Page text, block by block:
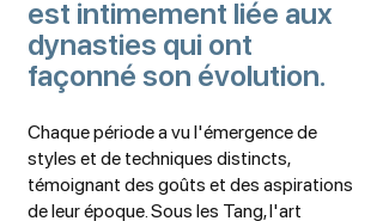
est intimement liée aux
dynasties qui ont
façonné son évolution.
Chaque période a vu l'émergence de
styles et de techniques distincts,
témoignant des goûts et des aspirations
de leur époque. Sous les Tang, l'art